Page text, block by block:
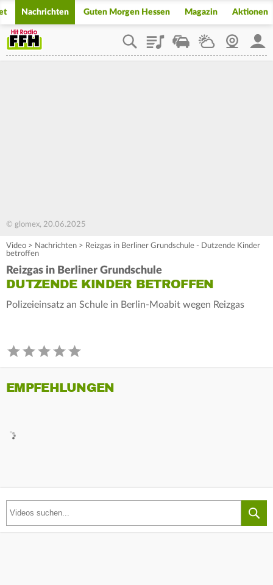
Nachrichten Guten Morgen Hessen Magazin Aktionen
PlaylistStaupilotWetterWebcam
© glomex, 20.06.2025
Video > Nachrichten > Reizgas in Berliner Grundschule - Dutzende Kinder
betroffen
Reizgas in Berliner Grundschule
DUTZENDE KINDER BETROFFEN
Polizeieinsatz an Schule in Berlin-Moabit wegen Reizgas
EMPFEHLUNGEN